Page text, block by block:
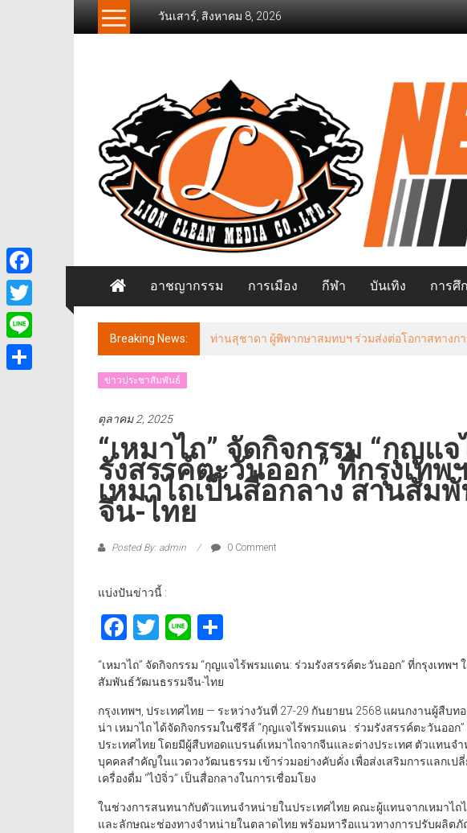
วันเสาร์, สิงหาคม 8, 2026
Freelancer
วส์
ฟรี
แลน
เซอร์
อาชญากรรม การเมือง กีฬา บันเทิง การศึ
Breaking News: ท่านสุชาดา ผู้พิพากษาสมทบฯ ร่วมส่งต่อโอกาสทางกา
ข่าวประชาสัมพันธ์
ตุลาคม 2, 2025
“เหมาไถ” จัดกิจกรรม “กุญแ
รังสรรค์ตะวันออก” ที่กรุงเทพ
เหมาไถเป็นสื่อกลาง สานสัม
จีน-ไทย
Posted By: admin 0 Comment
แบ่งปันข่าวนี้ :
Facebook
Twitter
Line
“เหมาไถ” จัดกิจกรรม “กุญแจไร้พรมแดน: ร่วมรังสรรค์ตะวันออก” ที่กรุงเทพฯ
สัมพันธ์วัฒนธรรมจีน-ไทย
กรุงเทพฯ, ประเทศไทย — ระหว่างวันที่ 27-29 กันยายน 2568 แผนกงานผู้สื
น่า เหมาไถ ได้จัดกิจกรรมในซีรีส์ “กุญแจไร้พรมแดน : ร่วมรังสรรค์ตะวันออก
ประเทศไทย โดยมีผู้สืบทอดแบรนด์เหมาไถจากจีนและต่างประเทศ ตัวแทนจ
บุคคลสำคัญในแวดวงวัฒนธรรม เข้าร่วมอย่างคับคั่ง เพื่อส่งเสริมการแลกเ
เครื่องดื่ม “ไป๋จิ่ว” เป็นสื่อกลางในการเชื่อมโยง
ในช่วงการสนทนากับตัวแทนจำหน่ายในประเทศไทย คณะผู้แทนจากเหมาไถ
และลักษณะช่องทางจำหน่ายในตลาดไทย พร้อมหารือแนวทางการปรับผลิต
Facebook
Twitter
Line